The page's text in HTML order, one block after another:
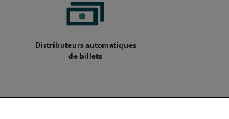
Distributeurs automatiques
de billets